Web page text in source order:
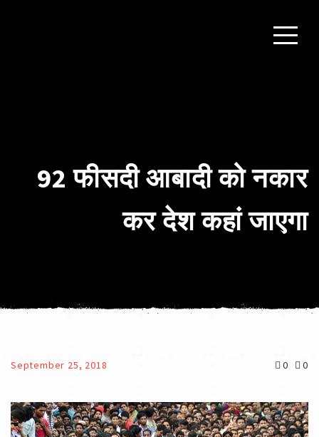
92 फीसदी आबादी को नकार
कर देश कहां जाएगा
September 25, 2018 0 0